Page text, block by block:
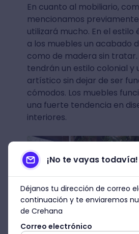
En cuanto al mobiliario,
mencionamos
utilizará mucho. En el estilo
a los muebles un acabado
como de madera sin tratar.
tendrán un estilo colonial y
artístico sin dejar de ser
cómodos. Los muebles
una fuerte tendencia en
interiores.
¡No te vayas todavía!
Déjanos tu dirección de correo
continuación y te enviaremos
de Crehana
Correo electrónico